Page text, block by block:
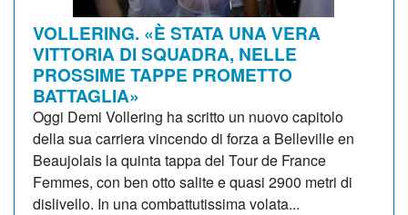
VOLLERING. «È STATA UNA VERA
VITTORIA DI SQUADRA, NELLE
PROSSIME TAPPE PROMETTO
BATTAGLIA»
Oggi Demi Vollering ha scritto un nuovo capitolo
della sua carriera vincendo di forza a Belleville en
Beaujolais la quinta tappa del Tour de France
Femmes, con ben otto salite e quasi 2900 metri di
dislivello. In una combattutissima volata...